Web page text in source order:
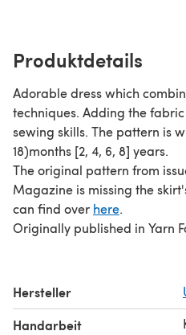
Produktdetails
Adorable dress which
techniques. Adding the
sewing skills. The pattern is
18)months [2, 4, 6, 8] years.
The original pattern from
Magazine is missing the
can find over here.
Originally published in Yarn
Hersteller
Handarbeit